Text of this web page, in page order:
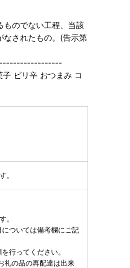
ものでない工程、当該
なされたもの。(告示第
ピリ辛 おつまみ コ
。
。
ついては備考欄にご記
行ってください。
礼の品の再配達は出来